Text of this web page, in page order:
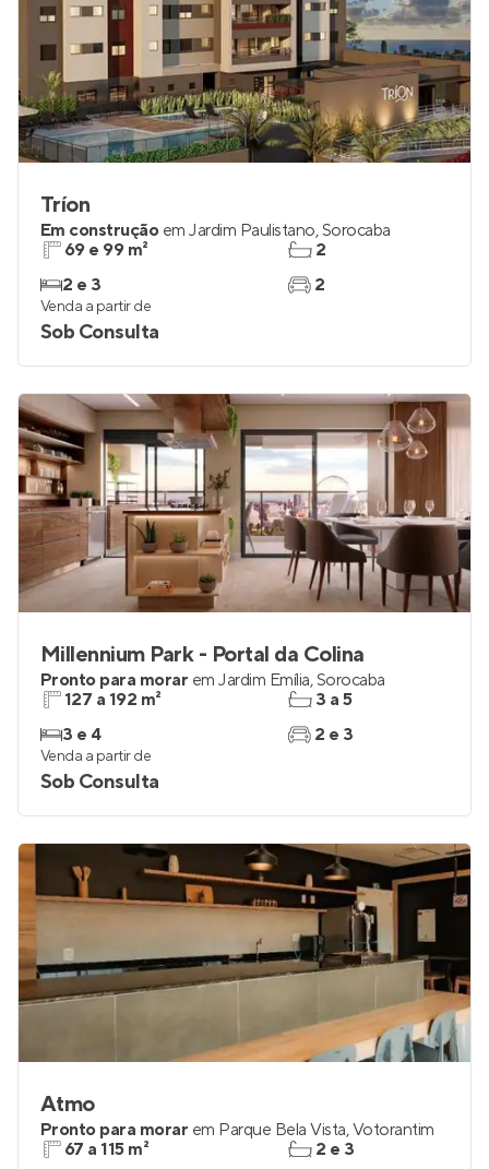
Tríon
Em construção em Jardim Paulistano,Sorocaba
69 e 99 m²
2 e 3
2
2
Venda a partir de
Sob Consulta
Millennium Park - Portal da Colina
Pronto para morar em Jardim Emília,Sorocaba
127 a 192 m²
3 e 4
3 a 5
2 e 3
Venda a partir de
Sob Consulta
Atmo
Pronto para morar em Parque Bela Vista,Votorantim
67 a 115 m²
2 e 3